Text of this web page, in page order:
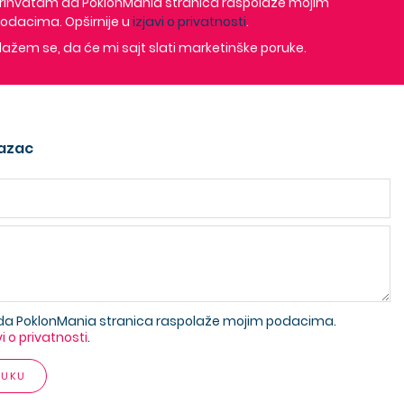
Opširnije uizjavi o privatnosti.
se, da će mi sajt slati marketinške poruke.
PoklonMania stranica raspolaže mojim podacima.
o privatnosti.